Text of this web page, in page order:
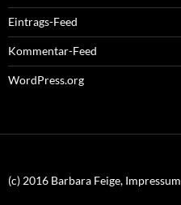
Eintrags-Feed
Kommentar-Feed
WordPress.org
(c) 2016 Barbara Feige, Impressum